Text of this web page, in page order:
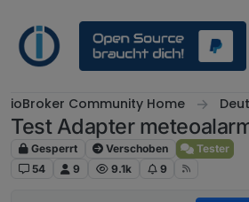
ioBroker Community Home
Test Adapter
Gesperrt Verschoben
Tester
54
9 9.1k 9